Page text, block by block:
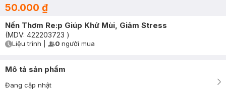
50.000 ₫
Nến Thơm Re:p Giúp Khử Mùi, Giảm Stress
(MDV: 422203723 )
Timer Gray Icon
Liệu trình User Product Icon
0 người mua
Mô tả sản phẩm
Đang cập nhật